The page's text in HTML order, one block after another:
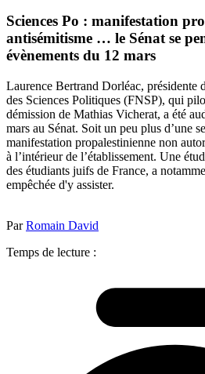
Sciences Po : manifestation
antisémitisme … le Sénat se
évènements du 12 mars
Laurence Bertrand Dorléac, présidente
des Sciences Politiques (FNSP), qui
démission de Mathias Vicherat, a été
mars au Sénat. Soit un peu plus d’une
manifestation propalestinienne non
à l’intérieur de l’établissement. Une
des étudiants juifs de France, a
empêchée d'y assister.
ParRomain David
Temps de lecture :